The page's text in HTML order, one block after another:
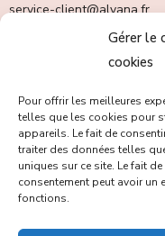
Gérer le
cookies
Pour offrir les meilleures
telles que les cookies pour
appareils. Le fait de
traiter des données telles
uniques sur ce site. Le fait
consentement peut avoir un
fonctions.
service-client@alvana.fr